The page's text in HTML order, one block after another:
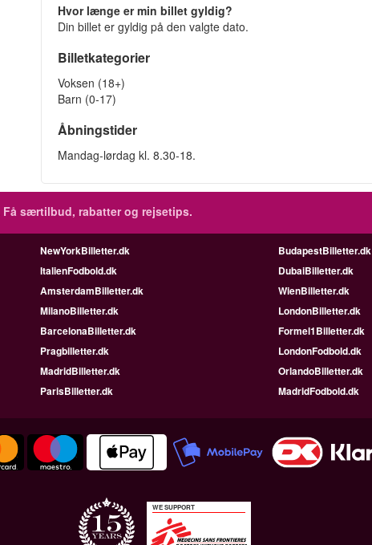
Hvor længe er min billet gyldig?
Din billet er gyldig på den valgte dato.
Billetkategorier
Voksen (18+)
Barn (0-17)
Åbningstider
Mandag-lørdag kl. 8.30-18.
Få særtilbud, rabatter og rejsetips.
NewYorkBilletter.dk
BudapestBilletter.dk
ItalienFodbold.dk
DubaiBilletter.dk
AmsterdamBilletter.dk
WienBilletter.dk
MilanoBilletter.dk
LondonBilletter.dk
BarcelonaBilletter.dk
Formel1Billetter.dk
Pragbilletter.dk
LondonFodbold.dk
MadridBilletter.dk
OrlandoBilletter.dk
ParisBilletter.dk MadridFodbold.dk
WE SUPPORT